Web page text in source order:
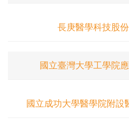
長庚醫學科技股
國立臺灣大學工學院
國立成功大學醫學院附設